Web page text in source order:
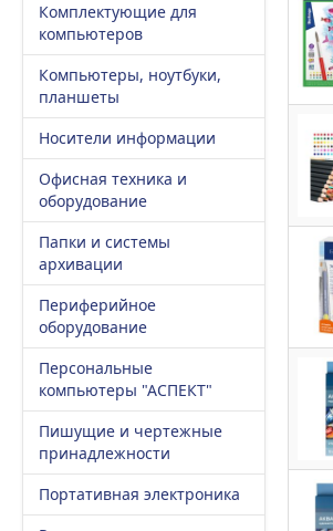
Комплектующие для
компьютеров
Компьютеры, ноутбуки,
планшеты
Носители информации
Офисная техника и
оборудование
Папки и системы
архивации
Периферийное
оборудование
Персональные
компьютеры "АСПЕКТ"
Пишущие и чертежные
принадлежности
Портативная электроника